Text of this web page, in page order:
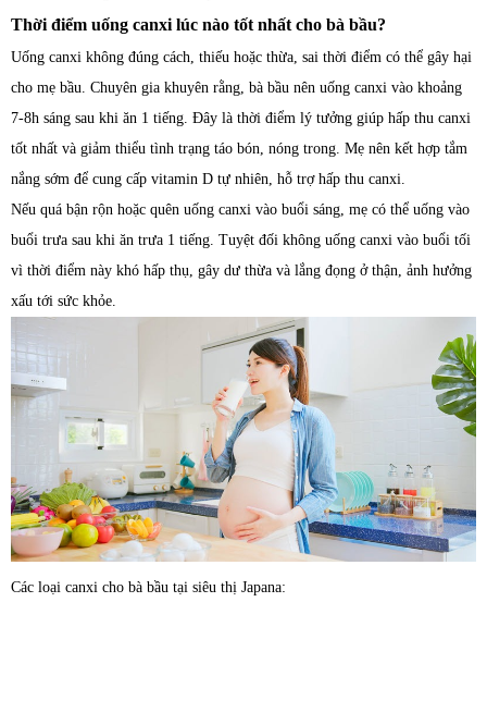
Thời điểm uống canxi lúc nào tốt nhất cho bà bầu?
Uống canxi không đúng cách, thiếu hoặc thừa, sai thời điểm có thể gây hại
cho mẹ bầu. Chuyên gia khuyên rằng, bà bầu nên uống canxi vào khoảng
7-8h sáng sau khi ăn 1 tiếng. Đây là thời điểm lý tưởng giúp hấp thu canxi
tốt nhất và giảm thiểu tình trạng táo bón, nóng trong. Mẹ nên kết hợp tắm
nắng sớm để cung cấp vitamin D tự nhiên, hỗ trợ hấp thu canxi.
Nếu quá bận rộn hoặc quên uống canxi vào buổi sáng, mẹ có thể uống vào
buổi trưa sau khi ăn trưa 1 tiếng. Tuyệt đối không uống canxi vào buổi tối
vì thời điểm này khó hấp thụ, gây dư thừa và lắng đọng ở thận, ảnh hưởng
xấu tới sức khỏe.
Các loại canxi cho bà bầu tại siêu thị Japana: